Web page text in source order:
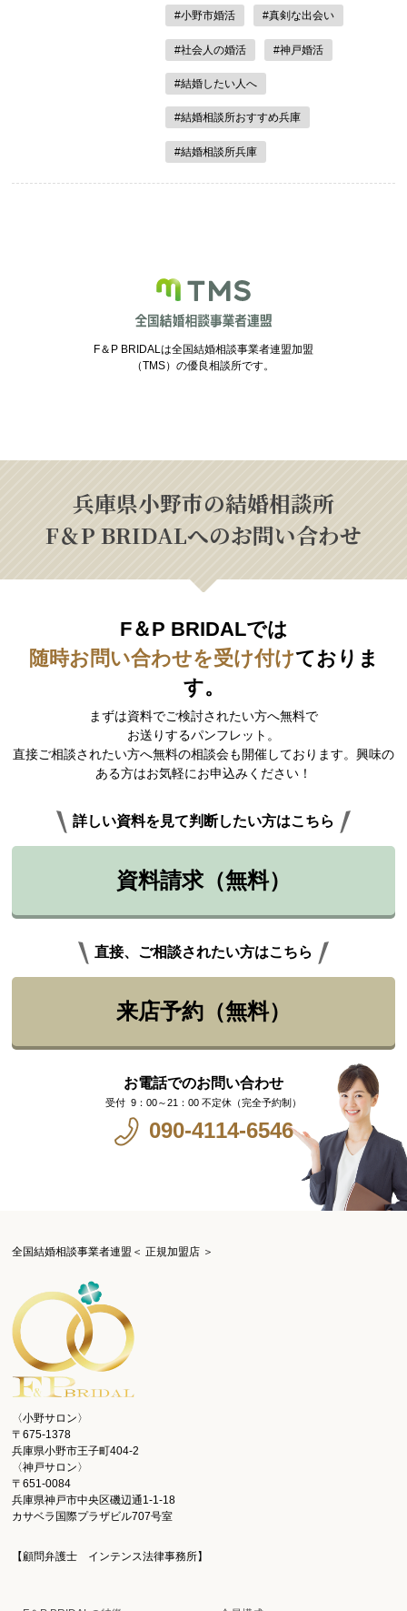
#小野市婚活 #真剣な出会い
#社会人の婚活 #神戸婚活
#結婚したい人へ
#結婚相談所おすすめ兵庫
#結婚相談所兵庫
F＆P BRIDALは全国結婚相談事業者連盟加盟
（TMS）の優良相談所です。
兵庫県小野市の結婚相談所
F＆P BRIDALへのお問い合わせ
F＆P BRIDALでは
随時お問い合わせを受け付けておりま
す。
まずは資料でご検討されたい方へ無料で
お送りするパンフレット。
直接ご相談されたい方へ無料の相談会も開催しております。興味の
ある方はお気軽にお申込みください！
詳しい資料を見て判断したい方はこちら
資料請求（無料）
直接、ご相談されたい方はこちら
来店予約（無料）
お電話でのお問い合わせ
9：00～21：00 不定休（完全予約制）
090-4114-6546
全国結婚相談事業者連盟＜ 正規加盟店 ＞
〈小野サロン〉
〒675-1378
兵庫県小野市王子町404-2
〈神戸サロン〉
〒651-0084
兵庫県神戸市中央区磯辺通1-1-18
カサベラ国際プラザビル707号室
【顧問弁護士 インテンス法律事務所】